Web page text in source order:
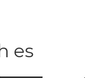
es